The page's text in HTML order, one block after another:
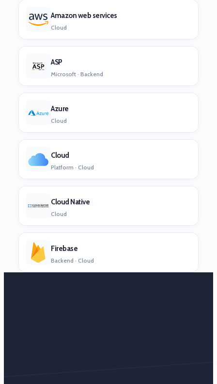
Amazon web services
Cloud
ASP
Microsoft · Backend
Azure
Cloud
Cloud
Platform · Cloud
Cloud Native
Cloud
Firebase
Backend · Cloud